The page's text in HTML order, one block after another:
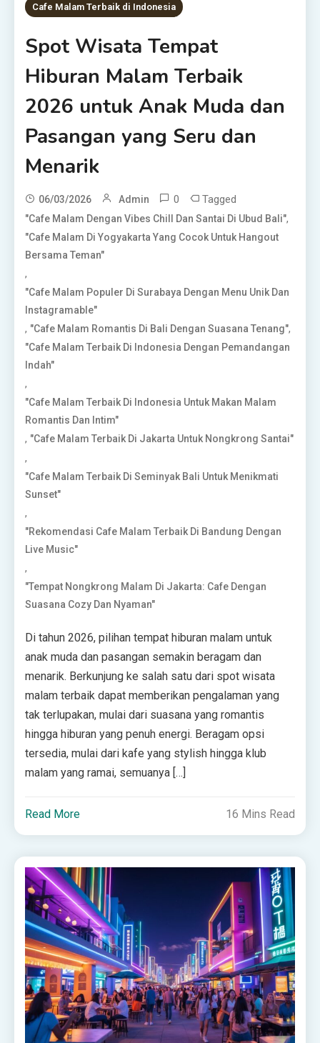
Cafe Malam Terbaik di Indonesia
Spot Wisata Tempat
Hiburan Malam Terbaik
2026 untuk Anak Muda dan
Pasangan yang Seru dan
Menarik
06/03/2026 Admin 0 Tagged
"Cafe Malam Dengan Vibes Chill Dan Santai Di Ubud Bali",
"Cafe Malam Di Yogyakarta Yang Cocok Untuk Hangout
Bersama Teman"
,
"Cafe Malam Populer Di Surabaya Dengan Menu Unik Dan
Instagramable"
, "Cafe Malam Romantis Di Bali Dengan Suasana Tenang",
"Cafe Malam Terbaik Di Indonesia Dengan Pemandangan
Indah"
,
"Cafe Malam Terbaik Di Indonesia Untuk Makan Malam
Romantis Dan Intim"
, "Cafe Malam Terbaik Di Jakarta Untuk Nongkrong Santai"
,
"Cafe Malam Terbaik Di Seminyak Bali Untuk Menikmati
Sunset"
,
"Rekomendasi Cafe Malam Terbaik Di Bandung Dengan
Live Music"
,
"Tempat Nongkrong Malam Di Jakarta: Cafe Dengan
Suasana Cozy Dan Nyaman"
Di tahun 2026, pilihan tempat hiburan malam untuk
anak muda dan pasangan semakin beragam dan
menarik. Berkunjung ke salah satu dari spot wisata
malam terbaik dapat memberikan pengalaman yang
tak terlupakan, mulai dari suasana yang romantis
hingga hiburan yang penuh energi. Beragam opsi
tersedia, mulai dari kafe yang stylish hingga klub
malam yang ramai, semuanya […]
Read More 16 Mins Read